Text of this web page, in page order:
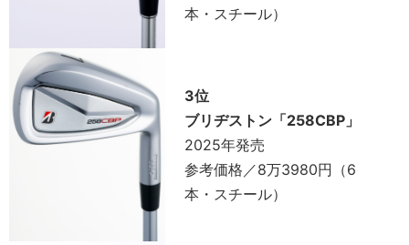
本・スチール）
3位
ブリヂストン「258CBP」
2025年発売
参考価格／8万3980円（6
本・スチール）